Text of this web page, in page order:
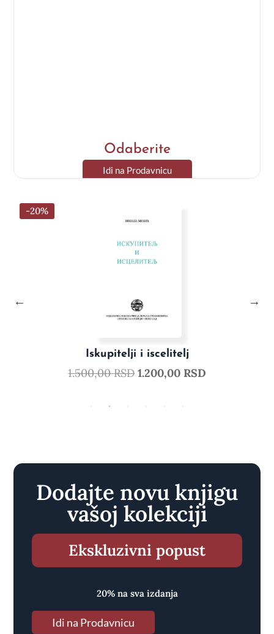
Odaberite
Idi na Prodavnicu
-20%
Iskupitelji i iscelitelj
1.500,00RSD 1.200,00 RSD
Dodajte novu knjigu
vašoj kolekciji
Ekskluzivni popust
20% na sva izdanja
Idi na Prodavnicu